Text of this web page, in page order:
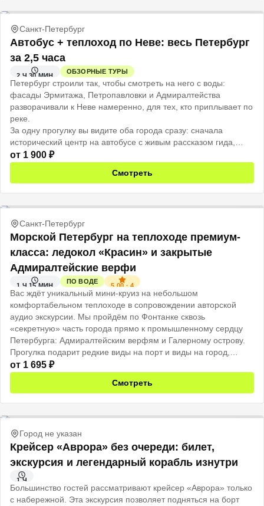
Санкт-Петербург
Автобус + теплоход по Неве: весь Петербург
за 2,5 часа
2 Ч 30 МИН
ОБЗОРНЫЕ ТУРЫ
Петербург строили так, чтобы смотреть на него с воды:
фасады Эрмитажа, Петропавловки и Адмиралтейства
разворачивали к Неве намеренно, для тех, кто приплывает по
реке.
За одну прогулку вы видите оба города сразу: сначала
исторический центр на автобусе с живым рассказом гида,
потом открытая палуба теплохода, и тот же город смотрит на
вас уже совсем иначе.
от 1 900 ₽
Смотреть
Санкт-Петербург
Морской Петербург на теплоходе премиум-
класса: ледокол «Красин» и закрытые
Адмиралтейские верфи
1 Ч 15 МИН
ПО ВОДЕ
5.00· 4
Вас ждёт уникальный мини-круиз на небольшом
комфортабельном теплоходе в сопровождении авторской
аудио экскурсии. Мы пройдём по Фонтанке сквозь
«секретную» часть города прямо к промышленному сердцу
Петербурга: Адмиралтейским верфям и Галерному острову.
Прогулка подарит редкие виды на порт и виды на город,
каким его видят моряки.
Подходит и для семей с детьми, их тоже захватит дух
от 1 695 ₽
Смотреть
Город не указан
Крейсер «Аврора» без очереди: билет,
экскурсия и легендарный корабль изнутри
1 Ч
Большинство гостей рассматривают крейсер «Аврора» только
с набережной. Эта экскурсия позволяет подняться на борт